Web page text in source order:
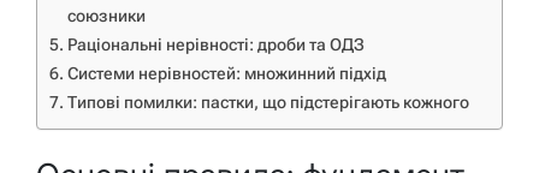
союзники
Раціональні нерівності: дроби та ОДЗ
Системи нерівностей: множинний підхід
Типові помилки: пастки, що підстерігають кожного